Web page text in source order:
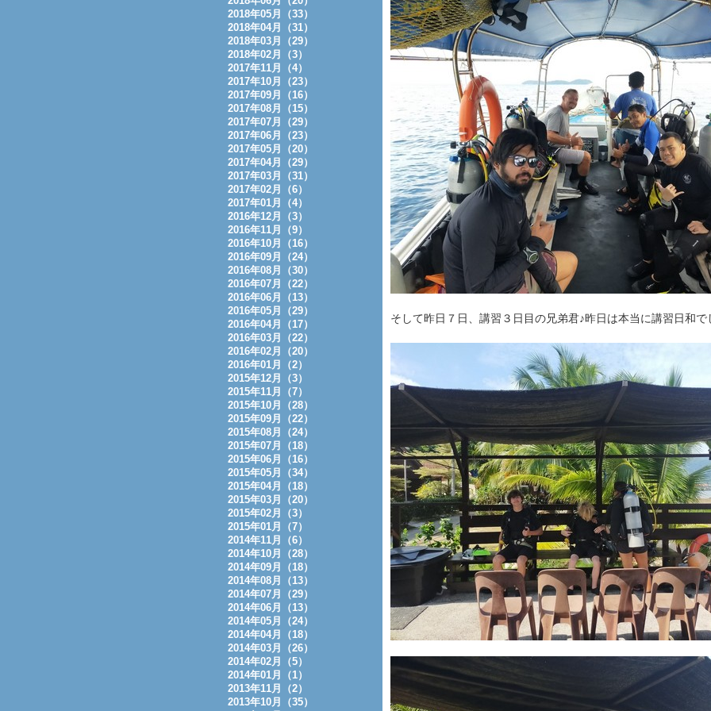
そして昨日７日、講習３日目の兄弟君♪昨日は本当に講習日和で
2018年05月（33）
2018年04月（31）
2018年03月（29）
2018年02月（3）
2017年11月（4）
2017年10月（23）
2017年09月（16）
2017年08月（15）
2017年07月（29）
2017年06月（23）
2017年05月（20）
2017年04月（29）
2017年03月（31）
2017年02月（6）
2017年01月（4）
2016年12月（3）
2016年11月（9）
2016年10月（16）
2016年09月（24）
2016年08月（30）
2016年07月（22）
2016年06月（13）
2016年05月（29）
2016年04月（17）
2016年03月（22）
2016年02月（20）
2016年01月（2）
2015年12月（3）
2015年11月（7）
2015年10月（28）
2015年09月（22）
2015年08月（24）
2015年07月（18）
2015年06月（16）
2015年05月（34）
2015年04月（18）
2015年03月（20）
2015年02月（3）
2015年01月（7）
2014年11月（6）
2014年10月（28）
2014年09月（18）
2014年08月（13）
2014年07月（29）
2014年06月（13）
2014年05月（24）
2014年04月（18）
2014年03月（26）
2014年02月（5）
2014年01月（1）
2013年11月（2）
2013年10月（35）